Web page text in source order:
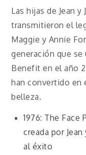
Las hijas de Jean
transmitieron el
Maggie y Annie
generación que
Benefit en el año
han convertido en
belleza.
1976: The
creada por
al éxito